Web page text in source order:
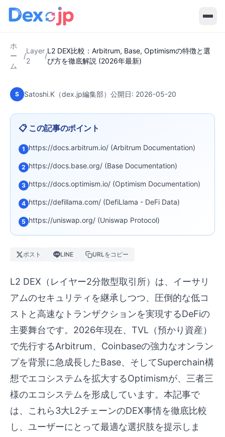
ホ
ー
ム
/
Layer
2
/
L2 DEX比較：Arbitrum, Base, Optimismの特徴と選
び方を徹底解説 (2026年最新)
L2 DEX比較：Arbitrum, Base,
(2026年最新)
S Satoshi.K（dex.jp編集部） 公開日: 2026-05-20
📋 この記事のポイント
1 https://docs.arbitrum.io/ (Arbitrum Documentation)
2 https://docs.base.org/ (Base Documentation)
3 https://docs.optimism.io/ (Optimism Documentation)
4 https://defillama.com/ (DefiLlama - DeFi Data)
5 https://uniswap.org/ (Uniswap Protocol)
ポスト LINE URLをコピー
L2 DEX（レイヤー2分散型取引所）は、イーサリ
アムのセキュリティを継承しつつ、圧倒的な低コ
ストと高速なトランザクションを実現するDeFiの
主要舞台です。2026年現在、TVL（預かり資産）
で先行するArbitrum、Coinbaseの強力なオンラン
プを背景に急成長したBase、そしてSuperchain構
想でエコシステムを拡大するOptimismが、三者三
様のエコシステムを形成しています。本記事で
は、これら3大L2チェーンのDEX事情を徹底比較
し、ユーザーにとって最適な選択肢を提示しま